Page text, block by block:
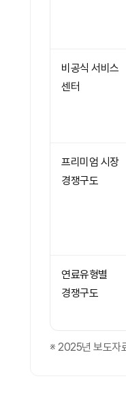
비공식 서비스
센터
프리미엄 시장
경쟁구도
연료유형별
경쟁구도
※ 2025년 보도자